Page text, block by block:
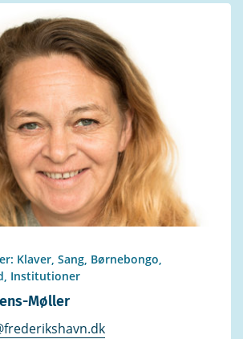
Klaver, Sang, Børnebongo,
Institutioner
Møller